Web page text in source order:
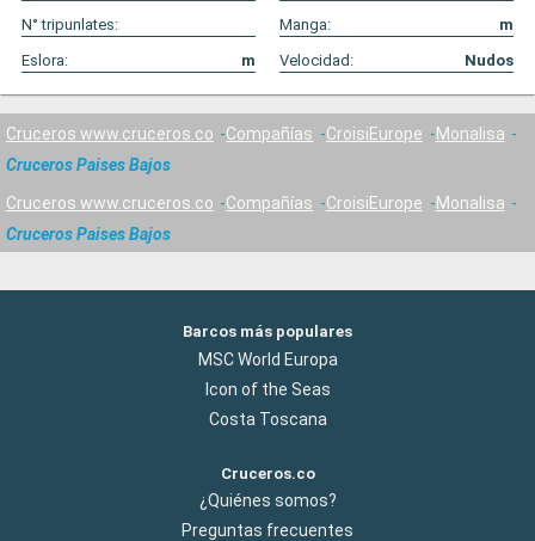
N° tripunlates:
Manga:
m
Eslora:
m Velocidad: Nudos
Cruceros www.cruceros.co Compañías CroisiEurope
Monalisa
Cruceros Paises Bajos
Cruceros www.cruceros.co Compañías CroisiEurope
Monalisa
Cruceros Paises Bajos
Barcos más populares
MSC World Europa
Icon of the Seas
Costa Toscana
Cruceros.co
¿Quiénes somos?
Preguntas frecuentes